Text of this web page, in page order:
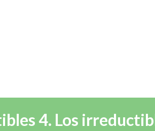
4. Los